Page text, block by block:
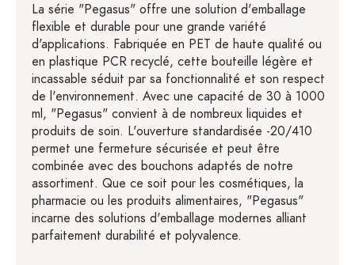
La série "Pegasus" offre une solution d'emballage
flexible et durable pour une grande variété
d'applications. Fabriquée en PET de haute qualité ou
en plastique PCR recyclé, cette bouteille légère et
incassable séduit par sa fonctionnalité et son respect
de l'environnement. Avec une capacité de 30 à 1000
ml, "Pegasus" convient à de nombreux liquides et
produits de soin. L'ouverture standardisée -20/410
permet une fermeture sécurisée et peut être
combinée avec des bouchons adaptés de notre
assortiment. Que ce soit pour les cosmétiques, la
pharmacie ou les produits alimentaires, "Pegasus"
incarne des solutions d'emballage modernes alliant
parfaitement durabilité et polyvalence.